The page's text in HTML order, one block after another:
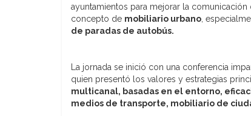
ayuntamientos para mejorar la comunicación
concepto de mobiliario urbano ,
de paradas de autobús.
La jornada se inició con una conferencia
quien presentó los valores y estrategias
multicanal, basadas en el entorno,
medios de transporte, mobiliario de